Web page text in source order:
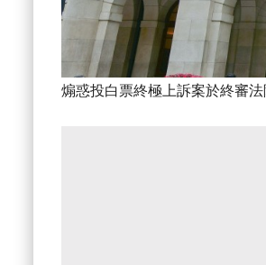
煽惑投白票終極上訴案於終審